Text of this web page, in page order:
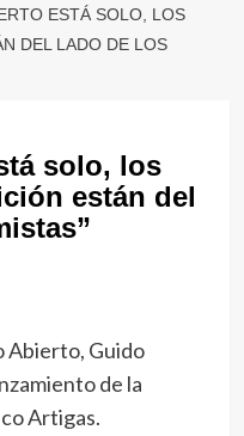
ESTÁ SOLO, LOS
DEL LADO DE LOS
solo, los
están del
Abierto, Guido
de la
Artigas.